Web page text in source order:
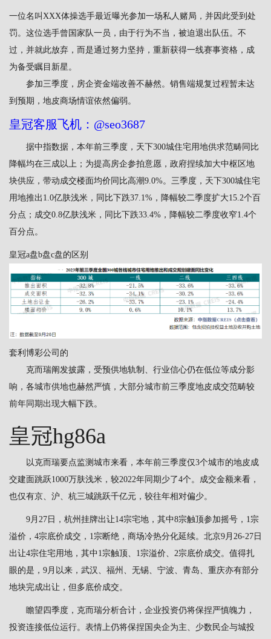
一位名叫XXX体操选手最近曝光参加一场私人赌局，并因此受到处
罚。这位选手曾国家队一员，由于行为不当，被迫退出队伍。不
过，并就此放弃，而是通过努力坚持，重新获得一线赛事资格，成
为备受瞩目新星。
参加三季度，房企资金端改善不赫然。销售端规复过程暂未达
到预期，地皮商场情谊依然偏弱。
皇冠客服飞机：@seo3687
据中指数据，本年前三季度，天下300城住宅用地供求范畴同比
降幅均在三成以上；为提高房企参拍意愿，政府捏续加大中枢区地
块供应，带动成交楼面均价同比高潮9.0%。三季度，天下300城住宅
用地推出1.0亿肤浅米，同比下跌37.1%，降幅较二季度扩大15.2个百
分点；成交0.8亿肤浅米，同比下跌33.4%，降幅较二季度收窄1.4个
百分点。
皇冠a盘b盘c盘的区别
套利博彩公司的
克而瑞阐发披露，受预供地轨制、行业信心仍在低位等成分影
响，各城市供地也赫然严慎，大部分城市前三季度地皮成交范畴较
前年同期出现大幅下跌。
皇冠hg86a
以克而瑞要点监测城市来看，本年前三季度仅3个城市的地皮成
交建面跳跃1000万肤浅米，较2022年同期少了4个。成交金额来看，
也仅有京、沪、杭三城跳跃千亿元，较往年相对偏少。
9月27日，杭州挂牌出让14宗宅地，其中8宗触顶参加摇号，1宗
溢价，4宗底价成交，1宗断绝，商场冷热分化延续。北京9月26-27日
出让4宗住宅用地，其中1宗触顶、1宗溢价、2宗底价成交。值得扎
眼的是，9月以来，武汉、福州、无锡、宁波、青岛、重庆亦有部分
地块完成出让，但多底价成交。
瞻望四季度，克而瑞分析合计，企业投资仍将保捏严慎魄力，
投资连接低位运行。表情上仍将保捏国央企为主、少数民企与城投